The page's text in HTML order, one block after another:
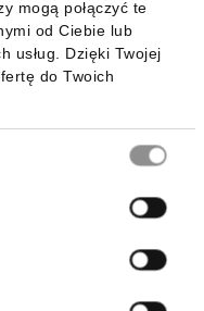
mogą połączyć te
od Ciebie lub
usług. Dzięki Twojej
do Twoich
mobilną: